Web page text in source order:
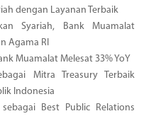
dengan Layanan Terbaik
Syariah, Bank Muamalat
Agama RI
Muamalat Melesat 33% YoY
Mitra Treasury Terbaik
Indonesia
Best Public Relations